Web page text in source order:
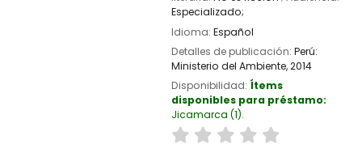
Especializado;
Idioma: Español
Detalles de publicación: Perú:
Ministerio del Ambiente,2014
Disponibilidad: Ítems
disponibles para préstamo:
Jicamarca (1).